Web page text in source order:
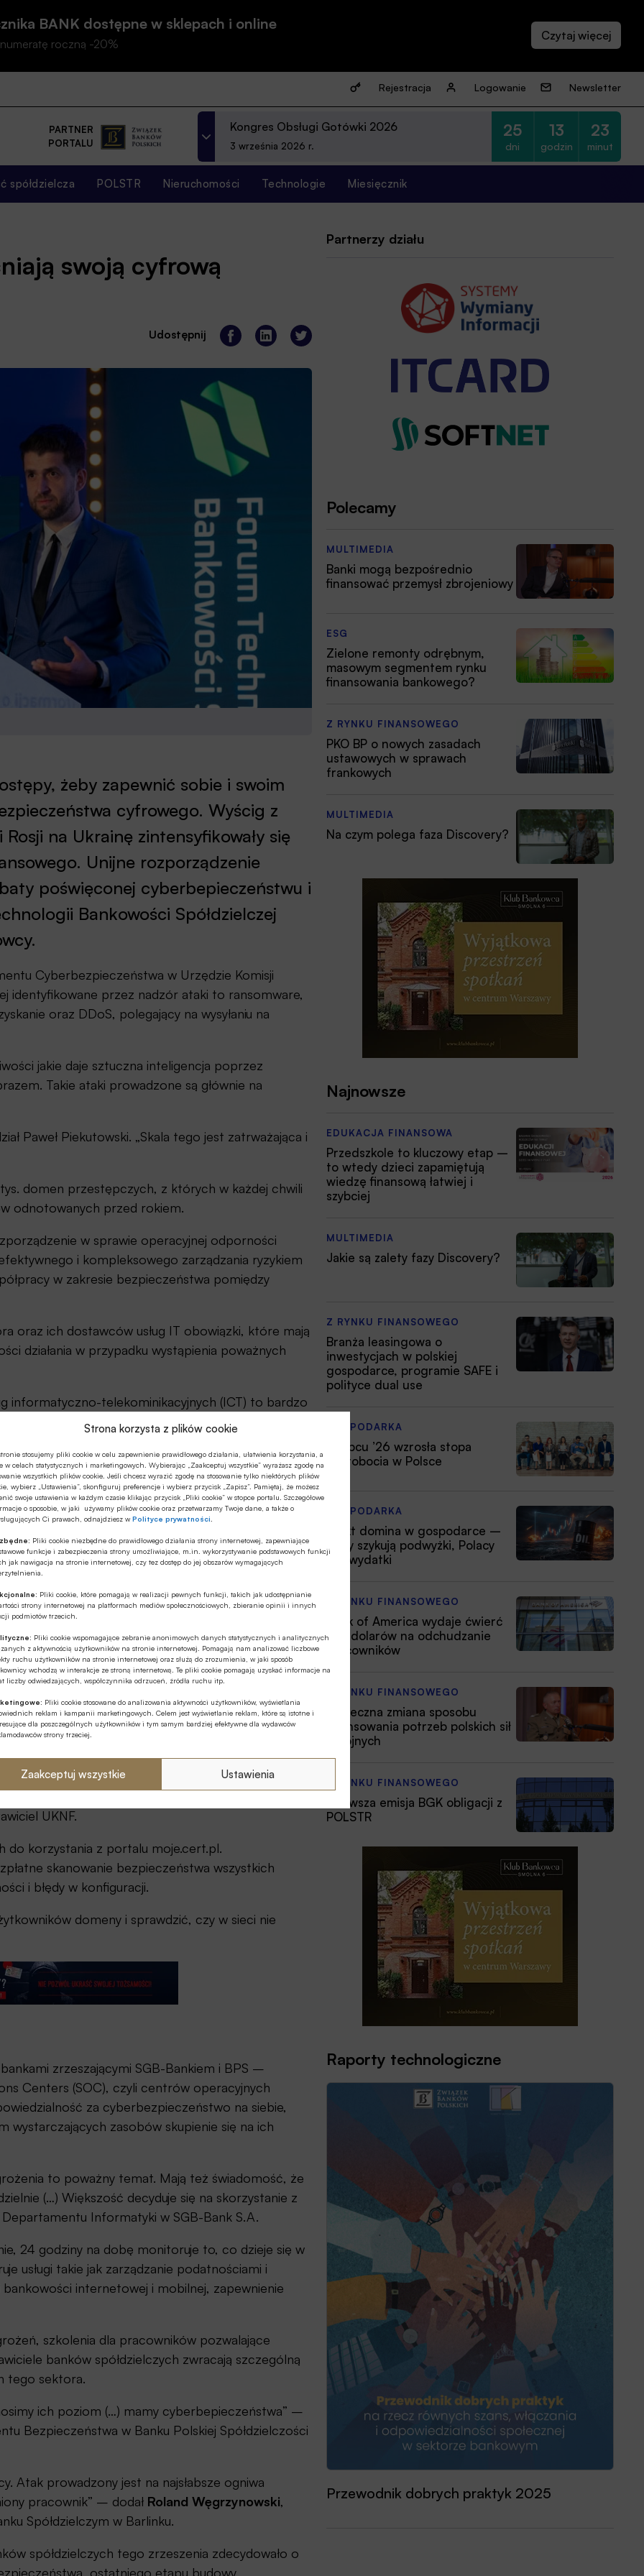
Strona korzysta z plików cookie
stosujemy pliki cookie w celu zapewnienie prawidłowego działania, ułatwienia korzystania, a
w celach statystycznych i marketingowych. Wybierając „Zaakceptuj wszystkie” wyrażasz zgodę na
wszystkich plików cookie. Jeśli chcesz wyrazić zgodę na stosowanie tylko niektórych plików
wybierz „Ustawienia”, skonfiguruj preferencje i wybierz przycisk „Zapisz”. Pamiętaj, że możesz
swoje ustawienia w każdym czasie klikając przycisk „Pliki cookie” w stopce portalu. Szczegółowe
o sposobie, w jaki używamy plików cookie oraz przetwarzamy Twoje dane, a także o
Ci prawach, odnajdziesz wPolityce prywatności
Pliki cookie niezbędne do prawidłowego działania strony internetowej, zapewniające
funkcje i zabezpieczenia strony umożliwiające, m.in. wykorzystywanie podstawowych funkcji
jak nawigacja na stronie internetowej, czy tez dostęp do jej obszarów wymagających
Pliki cookie, które pomagają w realizacji pewnych funkcji, takich jak udostępnianie
strony internetowej na platformach mediów społecznościowych, zbieranie opinii i innych
podmiotów trzecich.
Pliki cookie wspomagające zebranie anonimowych danych statystycznych i analitycznych
z aktywnością użytkowników na stronie internetowej. Pomagają nam analizować liczbowe
ruchu użytkowników na stronie internetowej oraz służą do zrozumienia, w jaki sposób
wchodzą w interakcje ze stroną internetową. Te pliki cookie pomagają uzyskać informacje na
liczby odwiedzających, współczynnika odrzuceń, źródła ruchu itp.
Pliki cookie stosowane do analizowania aktywności użytkowników, wyświetlania
reklam i kampanii marketingowych. Celem jest wyświetlanie reklam, które są istotne i
dla poszczególnych użytkowników i tym samym bardziej efektywne dla wydawców
strony trzeciej.
Zaakceptuj wszystkie Ustawienia
BANK dostępne w sklepach i online
roczną -20%
Rejestracja Logowanie Newsletter
PARTNER
PORTALU
Kongres Obsługi Gotówki 2026
3 września 2026 r.
25
dni
13
godzin
23
minut
spółdzielcza POLSTR Nieruchomości Technologie Miesięcznik
swoją cyfrową
Udostępnij
żeby zapewnić sobie i swoim
cyfrowego. Wyścig z
na Ukrainę zintensyfikowały się
Unijne rozporządzenie
poświęconej cyberbepieczeństwu i
Bankowości Spółdzielczej
Cyberbezpieczeństwa w Urzędzie Komisji
identyfikowane przez nadzór ataki to ransomware,
oraz DDoS, polegający na wysyłaniu na
jakie daje sztuczna inteligencja poprzez
Takie ataki prowadzone są głównie na
Paweł Piekutowski. „Skala tego jest zatrważająca i
domen przestępczych, z których w każdej chwili
odnotowanych przed rokiem.
w sprawie operacyjnej odporności
i kompleksowego zarządzania ryzykiem
w zakresie bezpieczeństwa pomiędzy
oraz ich dostawców usług IT obowiązki, które mają
działania w przypadku wystąpienia poważnych
informatyczno-telekominikacyjnych (ICT) to bardzo
podlegają nie tylko instytucje sektora
wymagania w zakresie bezpieczeństwa.
w polskiej bankowości spółdzielczej?
duże zmiany w testowaniu cyfrowej odporności
– mówił Paweł Piekutowski.
na nas pewne obowiązki zapewniające poziom
Antończuk, Dyrektor Zespołu Obsługi
w Szepietowie.
wymiany informacji o działaniach
metodach prowadzenia i wektorach ataków.
w zakresie cyberzagrożeń. Trafiają do nas
je wykorzystywać dla zapewnienia
UKNF.
do korzystania z portalu moje.cert.pl.
skanowanie bezpieczeństwa wszystkich
i błędy w konfiguracji.
domeny i sprawdzić, czy w sieci nie
zrzeszającymi SGB-Bankiem i BPS –
Centers (SOC), czyli centrów operacyjnych
za cyberbezpieczeństwo na siebie,
wystarczających zasobów skupienie się na ich
to poważny temat. Mają też świadomość, że
(…) Większość decyduje się na skorzystanie z
Informatyki w SGB-Bank S.A.
24 godziny na dobę monitoruje to, co dzieje się w
usługi takie jak zarządzanie podatnościami i
internetowej i mobilnej, zapewnienie
szkolenia dla pracowników pozwalające
banków spółdzielczych zwracają szczególną
tego sektora.
ich poziom (…) mamy cyberbepieczeństwa” –
Bezpieczeństwa w Banku Polskiej Spółdzielczości
Atak prowadzony jest na najsłabsze ogniwa
pracownik” – dodał Roland Węgrzynowski,
Spółdzielczym w Barlinku.
spółdzielczych tego zrzeszenia zdecydowało o
ostatniego etapu budowy
Partnerzy działu
Polecamy
MULTIMEDIA
Banki mogą bezpośrednio
finansować przemysł zbrojeniowy
ESG
Zielone remonty odrębnym,
masowym segmentem rynku
finansowania bankowego?
Z RYNKU FINANSOWEGO
PKO BP o nowych zasadach
ustawowych w sprawach
frankowych
MULTIMEDIA
Na czym polega faza Discovery?
Najnowsze
EDUKACJA FINANSOWA
Przedszkole to kluczowy etap –
to wtedy dzieci zapamiętują
wiedzę finansową łatwiej i
szybciej
MULTIMEDIA
Jakie są zalety fazy Discovery?
Z RYNKU FINANSOWEGO
Branża leasingowa o
inwestycjach w polskiej
gospodarce, programie SAFE i
polityce dual use
GOSPODARKA
W lipcu ’26 wzrosła stopa
bezrobocia w Polsce
GOSPODARKA
Efekt domina w gospodarce –
firmy szykują podwyżki, Polacy
tną wydatki
Z RYNKU FINANSOWEGO
Bank of America wydaje ćwierć
mld dolarów na odchudzanie
pracowników
Z RYNKU FINANSOWEGO
Konieczna zmiana sposobu
finansowania potrzeb polskich sił
zbrojnych
Z RYNKU FINANSOWEGO
Pierwsza emisja BGK obligacji z
POLSTR
Raporty technologiczne
Przewodnik dobrych praktyk 2025
Transformacja zwinna w praktyce